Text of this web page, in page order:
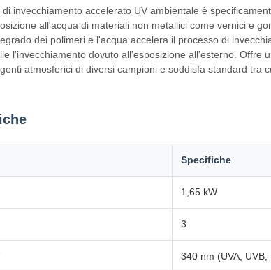
invecchiamento accelerato UV ambientale è
all'acqua di materiali non metallici come vernici e
dei polimeri e l'acqua accelera il processo di
l'invecchiamento dovuto all'esposizione all'esterno. Offre
atmosferici di diversi campioni e soddisfa standard tra
Specifiche
1,65 kW
3
340 nm (UVA, UVB,